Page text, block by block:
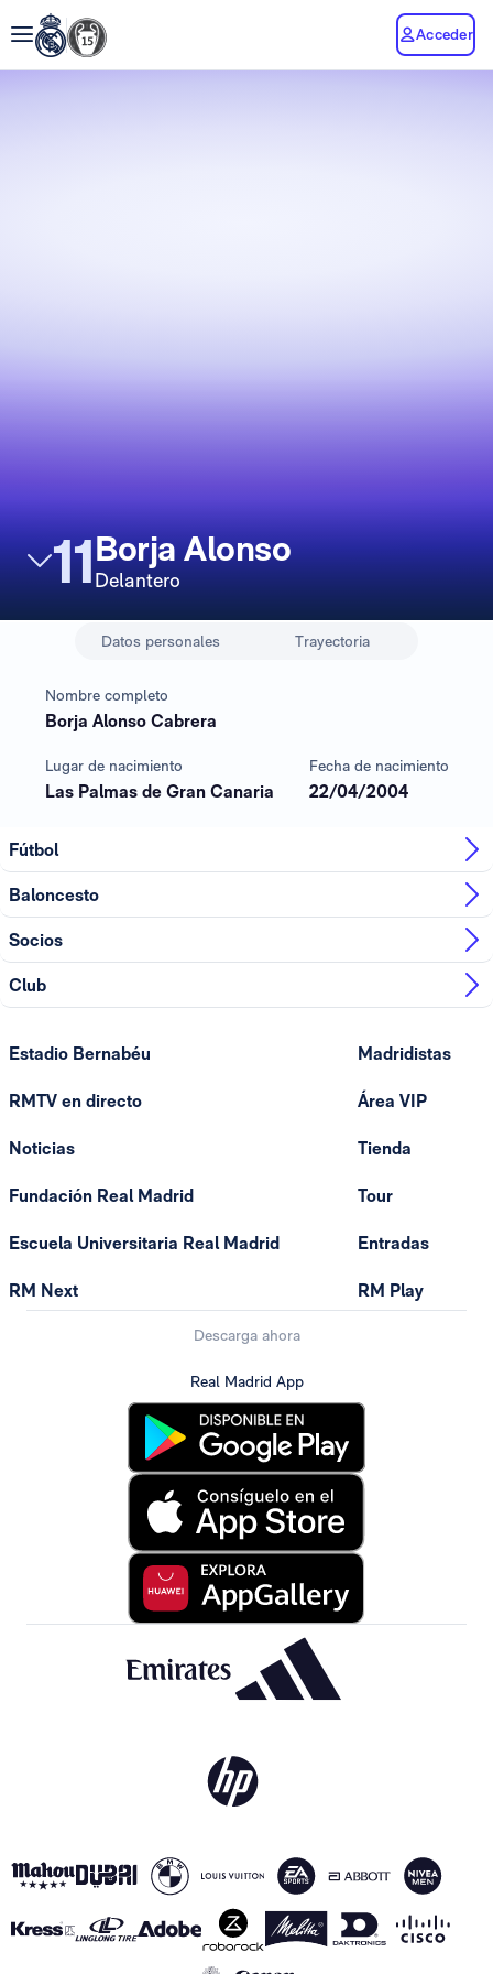
Acceder
11Borja Alonso
Delantero
Datos personales Trayectoria
Nombre completo
Borja Alonso Cabrera
Lugar de nacimiento
Las Palmas de Gran Canaria
Fecha de nacimiento
22/04/2004
Fútbol
Baloncesto
Socios
Club
Estadio Bernabéu
RMTV en directo
Noticias
Fundación Real Madrid
Escuela Universitaria Real Madrid
RM Next
Madridistas
Área VIP
Tienda
Tour
Entradas
RM Play
Descarga ahora
Real Madrid App